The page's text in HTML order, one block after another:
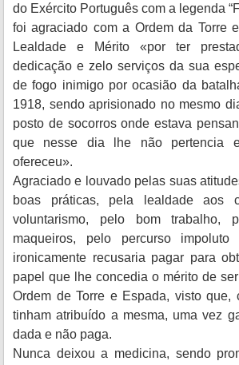
do Exército Português com a legenda
foi agraciado com a Ordem da Torre
Lealdade e Mérito «por ter
dedicação e zelo serviços da sua
de fogo inimigo por ocasião da
1918, sendo aprisionado no mesmo
posto de socorros onde estava
que nesse dia lhe não pertencia
ofereceu».
Agraciado e louvado pelas suas
boas práticas, pela lealdade aos
voluntarismo, pelo bom trabalho,
maqueiros, pelo percurso
ironicamente recusaria pagar para
papel que lhe concedia o mérito de
Ordem de Torre e Espada, visto que,
tinham atribuído a mesma, uma vez
dada e não paga.
Nunca deixou a medicina, sendo